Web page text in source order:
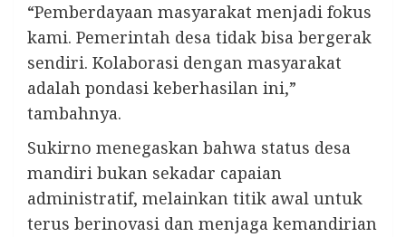
“Pemberdayaan masyarakat menjadi fokus
kami. Pemerintah desa tidak bisa bergerak
sendiri. Kolaborasi dengan masyarakat
adalah pondasi keberhasilan ini,”
tambahnya.
Sukirno menegaskan bahwa status desa
mandiri bukan sekadar capaian
administratif, melainkan titik awal untuk
terus berinovasi dan menjaga kemandirian